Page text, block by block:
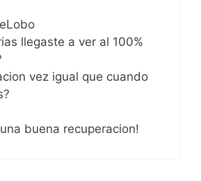
llegaste a ver al 100%
vez igual que cuando
buena recuperacion!